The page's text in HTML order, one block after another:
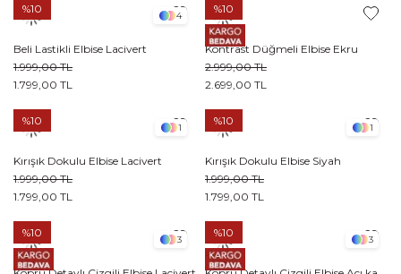
4
Beli Lastikli Elbise Lacivert
1.799,00 TL
1.999,00 TL
%10
Kontrast Düğmeli Elbise Ekru
2.699,00 TL
2.999,00 TL
%10
1
Kırışık Dokulu Elbise Lacivert
1.799,00 TL
1.999,00 TL
%10
1
Kırışık Dokulu Elbise Siyah
1.799,00 TL
1.999,00 TL
%10
3
%10
3
%10